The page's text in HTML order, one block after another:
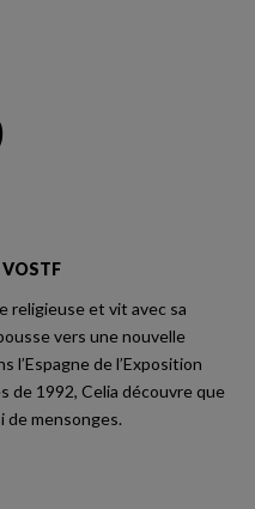
religieuse et vit avec sa
vers une nouvelle
l’Espagne de l’Exposition
de 1992, Celia découvre que
de mensonges.